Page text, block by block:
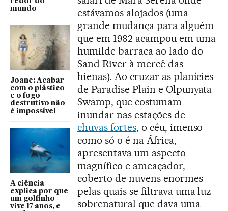
mundo
Joane: Acabar
com o plástico
e o fogo
destrutivo não
é impossível
A ciência
explica por que
um golfinho
vive 17 anos, e
estávamos alojados (uma
grande mudança para alguém
que em 1982 acampou em uma
humilde barraca ao lado do
Sand River à mercê das
hienas). Ao cruzar as planícies
de Paradise Plain e Olpunyata
Swamp, que costumam
inundar nas estações de
chuvas fortes, o céu, imenso
como só o é na África,
apresentava um aspecto
magnífico e ameaçador,
coberto de nuvens enormes
pelas quais se filtrava uma luz
sobrenatural que dava uma